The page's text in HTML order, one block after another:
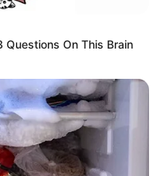
Questions On This Brain